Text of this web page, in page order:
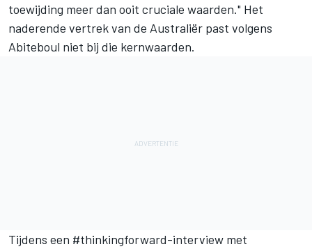
toewijding meer dan ooit cruciale waarden." Het
naderende vertrek van de Australiër past volgens
Abiteboul niet bij die kernwaarden.
Tijdens een #thinkingforward-interview met